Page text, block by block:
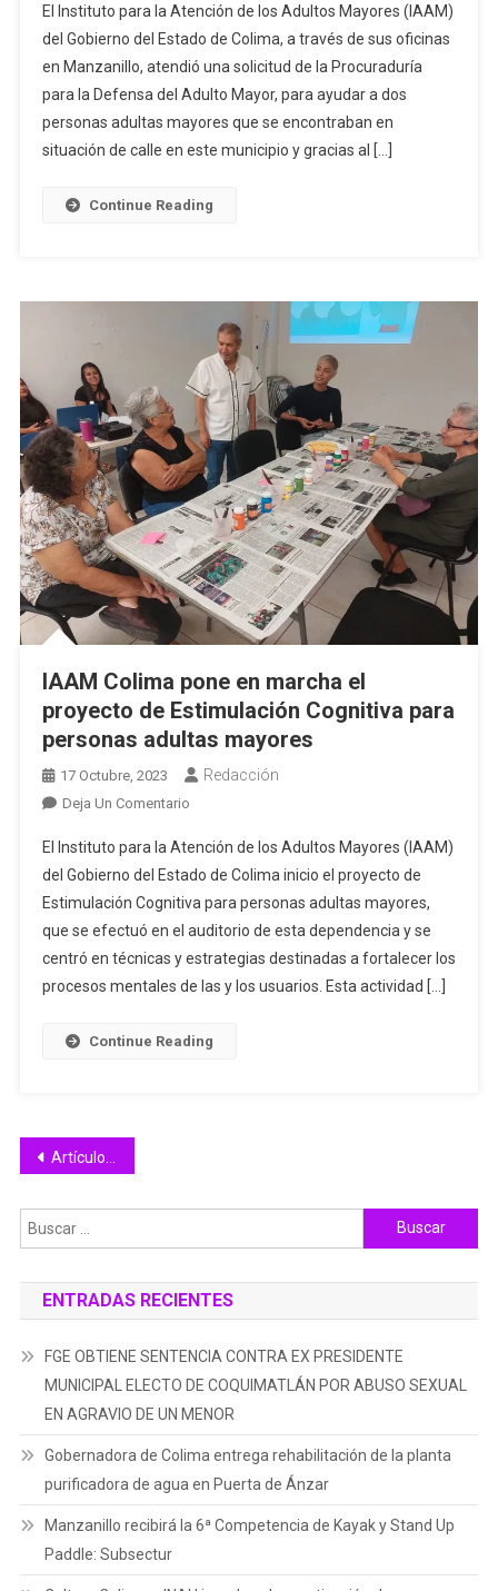
Brindó
Apoyo
A
Personas
Adultas
Mayores
Situación
Manzanillo
El Instituto para la Atención de los Adultos Mayores (IAAM)
del Gobierno del Estado de Colima, a través de sus oficinas
en Manzanillo, atendió una solicitud de la Procuraduría
para la Defensa del Adulto Mayor, para ayudar a dos
personas adultas mayores que se encontraban en
situación de calle en este municipio y gracias al […]
Continue Reading
IAAM Colima pone en marcha el
proyecto de Estimulación Cognitiva para
personas adultas mayores
17 Octubre, 2023 Redacción
Deja Un ComentarioEn
Colima
Pone
En
Marcha
El
Proyecto
Estimulación
El Instituto para la Atención de los Adultos Mayores (IAAM)
del Gobierno del Estado de Colima inicio el proyecto de
Estimulación Cognitiva para personas adultas mayores,
que se efectuó en el auditorio de esta dependencia y se
centró en técnicas y estrategias destinadas a fortalecer los
procesos mentales de las y los usuarios. Esta actividad […]
Continue Reading
Navegación
de
entradas
Artículos antiguos
Buscar:
ENTRADAS RECIENTES
FGE OBTIENE SENTENCIA CONTRA EX PRESIDENTE
MUNICIPAL ELECTO DE COQUIMATLÁN POR ABUSO SEXUAL
EN AGRAVIO DE UN MENOR
Gobernadora de Colima entrega rehabilitación de la planta
purificadora de agua en Puerta de Ánzar
Manzanillo recibirá la 6ª Competencia de Kayak y Stand Up
Paddle: Subsectur